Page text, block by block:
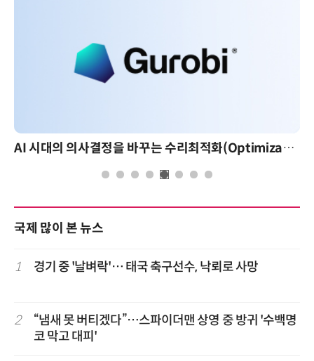
AI 시대의 의사결정을 바꾸는 수리최적화(Optimization): 실제 산업 적용 사례와 활용 전략
국제 많이 본 뉴스
1 경기 중 '날벼락'… 태국 축구선수, 낙뢰로 사망
2
“냄새 못 버티겠다”…스파이더맨 상영 중 방귀 '수백명
코 막고 대피'